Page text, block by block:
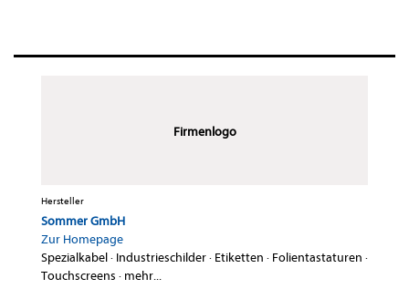
Firmenlogo
Hersteller
Sommer GmbH
Zur Homepage
Spezialkabel· Industrieschilder· Etiketten · Folientastaturen ·
Touchscreens · mehr...